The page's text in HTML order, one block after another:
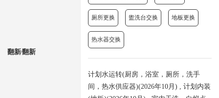
翻新⁄翻新
厕所更换 盥洗台交换 地板更换
热水器交换
计划水运转(厨房，浴室，厕所，洗手
间，热水供应器)(2026年10月) , 计划内装